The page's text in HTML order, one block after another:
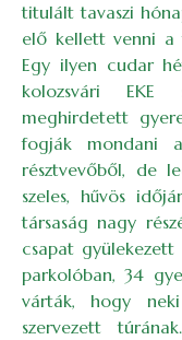
titulált tavaszi
elő kellett venni a
Egy ilyen cudar
kolozsvári EKE
meghirdetett
fogják mondani
résztvevőből, de
szeles, hűvös
társaság nagy
csapat
parkolóban, 34
várták, hogy
szervezett